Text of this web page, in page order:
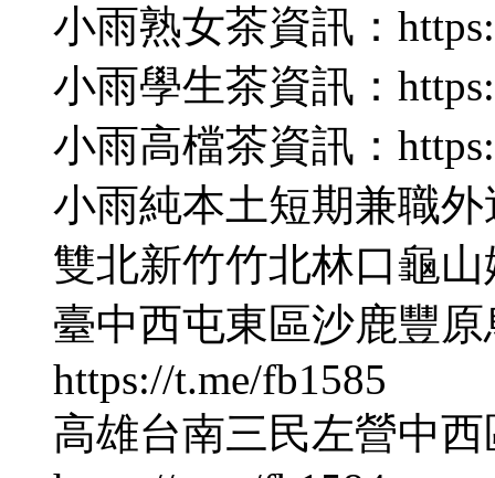
小雨熟女茶資訊：
小雨學生茶資訊：
小雨高檔茶資訊：
小雨純本土短期兼職外
雙北新竹竹北林口龜山
臺中西屯東區沙鹿豐
https://t.me/fb1585
高雄台南三民左營中